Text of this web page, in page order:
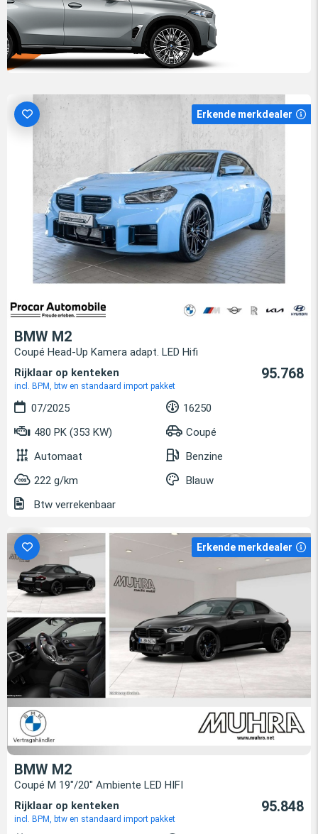
Erkende merkdealer
BMW M2
Coupé Head-Up Kamera adapt. LED Hifi
Rijklaar op kenteken
incl. BPM, btw en standaard import pakket
95.768
07/2025
16250
480 PK (353 KW)
Coupé
Automaat
Benzine
222 g/km
Blauw
Btw verrekenbaar
Erkende merkdealer
BMW M2
Coupé M 19"/20" Ambiente LED HIFI
Rijklaar op kenteken
incl. BPM, btw en standaard import pakket
95.848